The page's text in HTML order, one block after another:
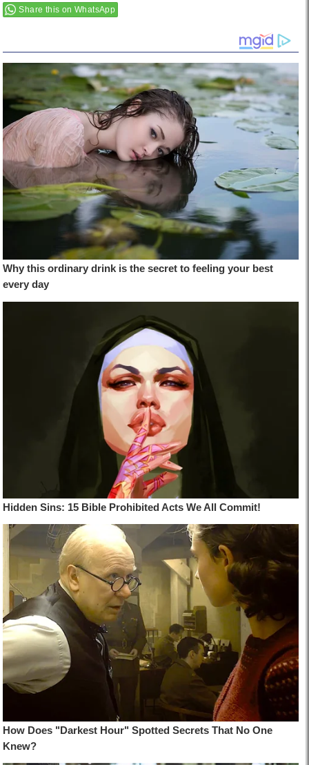
Share this on WhatsApp